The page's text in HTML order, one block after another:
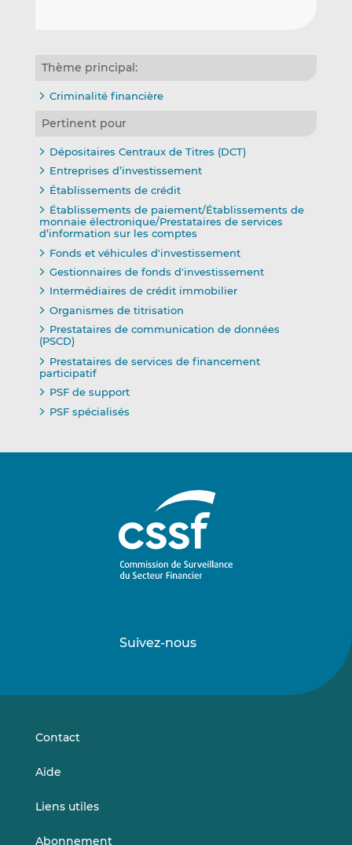
Thème principal:
Criminalité financière
Pertinent pour
Dépositaires Centraux de Titres (DCT)
Entreprises d’investissement
Établissements de crédit
Établissements de paiement/Établissements de
monnaie électronique/Prestataires de services
d’information sur les comptes
Fonds et véhicules d'investissement
Gestionnaires de fonds d'investissement
Intermédiaires de crédit immobilier
Organismes de titrisation
Prestataires de communication de données
(PSCD)
Prestataires de services de financement
participatif
PSF de support
PSF spécialisés
Suivez-nous
sursur
Contact
Aide
Liens utiles
Abonnement